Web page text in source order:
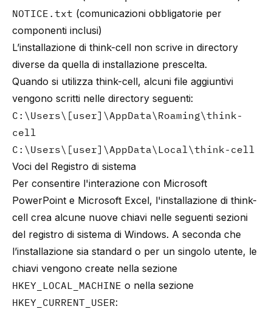
NOTICE.txt (comunicazioni obbligatorie per
componenti inclusi)
L’installazione di think-cell non scrive in directory
diverse da quella di installazione prescelta.
Quando si utilizza think-cell, alcuni file aggiuntivi
vengono scritti nelle directory seguenti:
C:\Users\[user]\AppData\Roaming\think-
cell
C:\Users\[user]\AppData\Local\think-cell
Voci del Registro di sistema
Per consentire l'interazione con Microsoft
PowerPoint e Microsoft Excel, l'installazione di think-
cell crea alcune nuove chiavi nelle seguenti sezioni
del registro di sistema di Windows. A seconda che
l’installazione sia standard o per un singolo utente, le
chiavi vengono create nella sezione
HKEY_LOCAL_MACHINE o nella sezione
HKEY_CURRENT_USER: